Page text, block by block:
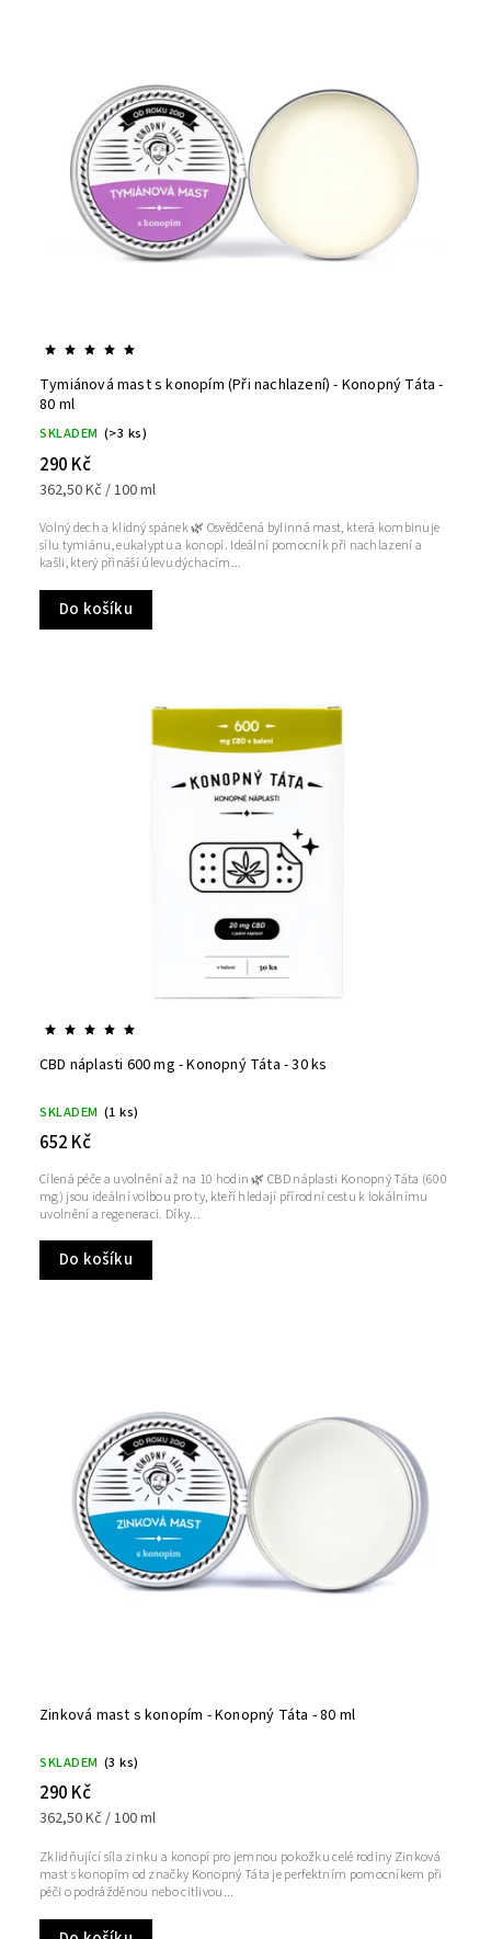
Tymiánová mast s konopím (Při nachlazení) - Konopný Táta -
80 ml
SKLADEM (>3 ks)
290 Kč
362,50 Kč / 100 ml
Do košíku
Volný dech a klidný spánek 🌿 Osvědčená bylinná mast, která kombinuje
sílu tymiánu, eukalyptu a konopí. Ideální pomocník při nachlazení a
kašli, který přináší úlevu dýchacím...
CBD náplasti 600 mg - Konopný Táta - 30 ks
SKLADEM (1 ks)
652 Kč
Do košíku
Cílená péče a uvolnění až na 10 hodin 🌿 CBD náplasti Konopný Táta (600
mg) jsou ideální volbou pro ty, kteří hledají přírodní cestu k lokálnímu
uvolnění a regeneraci. Díky...
Zinková mast s konopím - Konopný Táta - 80 ml
SKLADEM (3 ks)
290 Kč
362,50 Kč / 100 ml
Zklidňující síla zinku a konopí pro jemnou pokožku celé rodiny Zinková
mast s konopím od značky Konopný Táta je perfektním pomocníkem při
péči o podrážděnou nebo citlivou...